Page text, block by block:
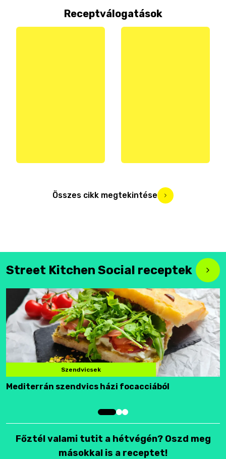
Receptválogatások
Összes cikk megtekintése
Street Kitchen Social receptek
Szendvicsek
Mediterrán szendvics házi focacciából
Főztél valami tutit a hétvégén? Oszd meg
másokkal is a receptet!